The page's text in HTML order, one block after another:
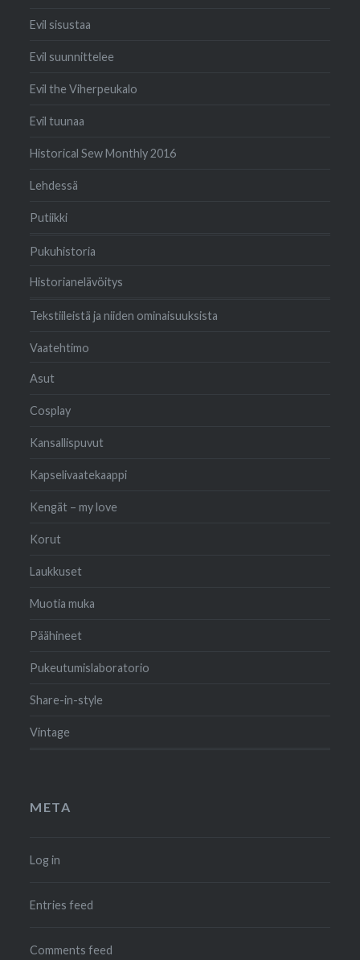
Evil sisustaa
Evil suunnittelee
Evil the Viherpeukalo
Evil tuunaa
Historical Sew Monthly 2016
Lehdessä
Putiikki
Pukuhistoria
Historianelävöitys
Tekstiileistä ja niiden ominaisuuksista
Vaatehtimo
Asut
Cosplay
Kansallispuvut
Kapselivaatekaappi
Kengät – my love
Korut
Laukkuset
Muotia muka
Päähineet
Pukeutumislaboratorio
Share-in-style
Vintage
META
Log in
Entries feed
Comments feed